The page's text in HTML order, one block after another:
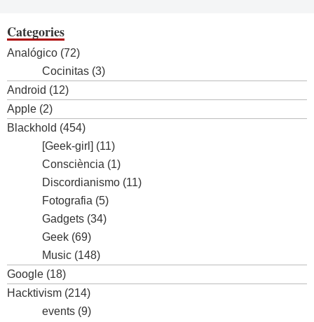
Categories
Analógico (72)
Cocinitas (3)
Android (12)
Apple (2)
Blackhold (454)
[Geek-girl] (11)
Consciència (1)
Discordianismo (11)
Fotografia (5)
Gadgets (34)
Geek (69)
Music (148)
Google (18)
Hacktivism (214)
events (9)